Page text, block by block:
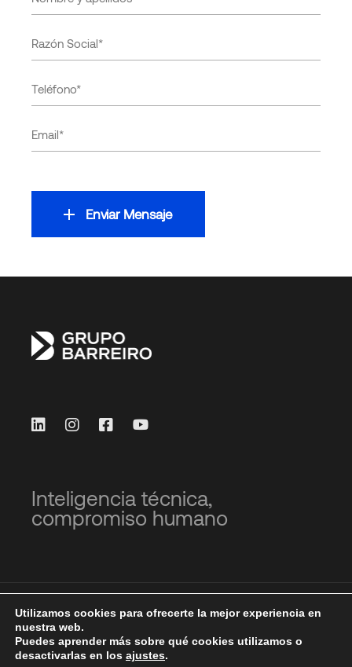
Enviar Mensaje
Inteligencia técnica,
compromiso humano
Empleo Localización y contacto
Protección de
Datos
Política de Cookies
Utilizamos cookies para ofrecerte la mejor experiencia en
nuestra web.
Puedes aprender más sobre qué cookies utilizamos o
desactivarlas en los ajustes.